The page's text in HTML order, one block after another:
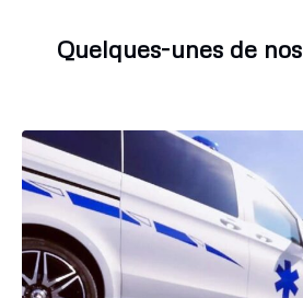
Quelques-unes de